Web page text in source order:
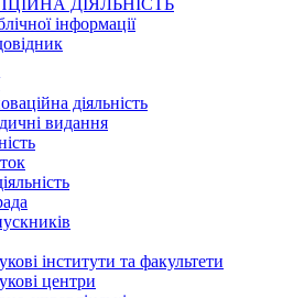
інформації
діяльність
видання
інститути та факультети
центри